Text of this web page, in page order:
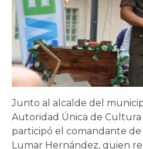
Junto al alcalde del
Autoridad Única de
participó el comandante de
Lumar Hernández, quien